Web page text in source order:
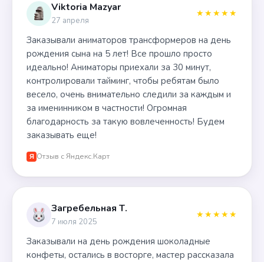
Viktoria Mazyar
27 апреля
★★★★★
Заказывали аниматоров трансформеров на день
рождения сына на 5 лет! Все прошло просто
идеально! Аниматоры приехали за 30 минут,
контролировали тайминг, чтобы ребятам было
весело, очень внимательно следили за каждым и
за именинником в частности! Огромная
благодарность за такую вовлеченность! Будем
заказывать еще!
Я Отзыв с Яндекс.Карт
Загребельная Т.
7 июля 2025
★★★★★
Заказывали на день рождения шоколадные
конфеты, остались в восторге, мастер рассказала